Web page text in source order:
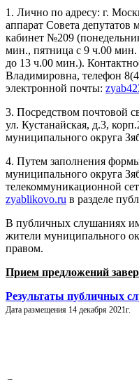
1. Лично по адресу: г.
аппарат Совета депутатов
кабинет №209
мин., пятница с 9 ч.00
до 13 ч.00 мин.).
Владимировна, телефон
электронной почты:
3. Посредством почтовой
ул. Кустанайская, д.3,
муниципального округа
4. Путем заполнения
муниципального округа
телекоммуникационной
zyablikovo.ru в разделе
В публичных слушаниях
жители муниципального
правом.
Прием предложений
Результаты публичных
Дата размещения 14 декабря 2021г.